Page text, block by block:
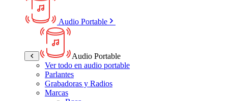
Audio Portable
Audio Portable
Ver todo en audio portable
Parlantes
Grabadoras y Radios
Marcas